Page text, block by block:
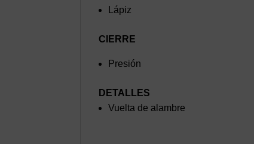
Lápiz
CIERRE
Presión
DETALLES
Vuelta de alambre